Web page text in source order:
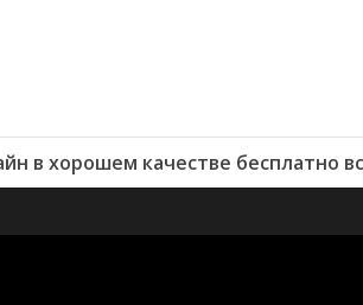
в хорошем качестве бесплатно